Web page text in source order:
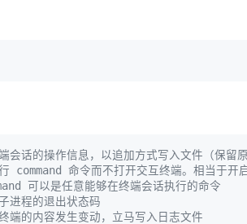
会话的操作信息，以追加方式写入文件（保留原
command 命令而不打开交互终端。相当
可以是任意能够在终端会话执行的命令
进程的退出状态码
端的内容发生变动，立马写入日志文件